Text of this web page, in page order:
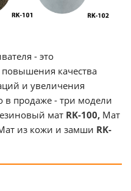
- это
качества
и увеличения
в продаже - три модели
мат RK-100, Мат
из кожи и замши RK-